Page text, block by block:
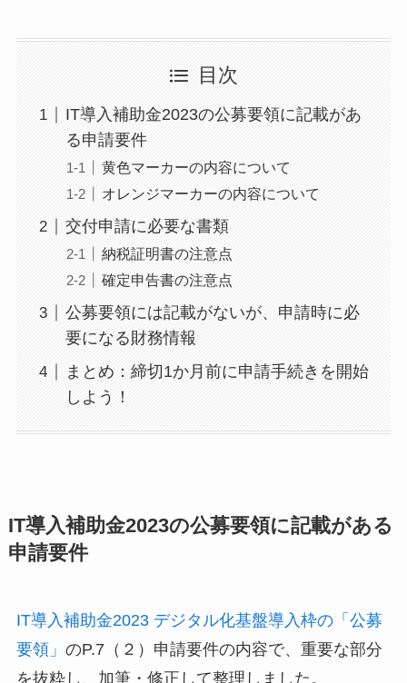
目次
IT導入補助金2023の公募要領に記載があ
る申請要件
黄色マーカーの内容について
オレンジマーカーの内容について
交付申請に必要な書類
納税証明書の注意点
確定申告書の注意点
公募要領には記載がないが、申請時に必
要になる財務情報
まとめ：締切1か月前に申請手続きを開始
しよう！
IT導入補助金2023の公募要領に記載がある
申請要件
IT導入補助金2023 デジタル化基盤導入枠の「公募
要領」 のP.7（２）申請要件の内容で、重要な部分
を抜粋し、加筆・修正して整理しました。